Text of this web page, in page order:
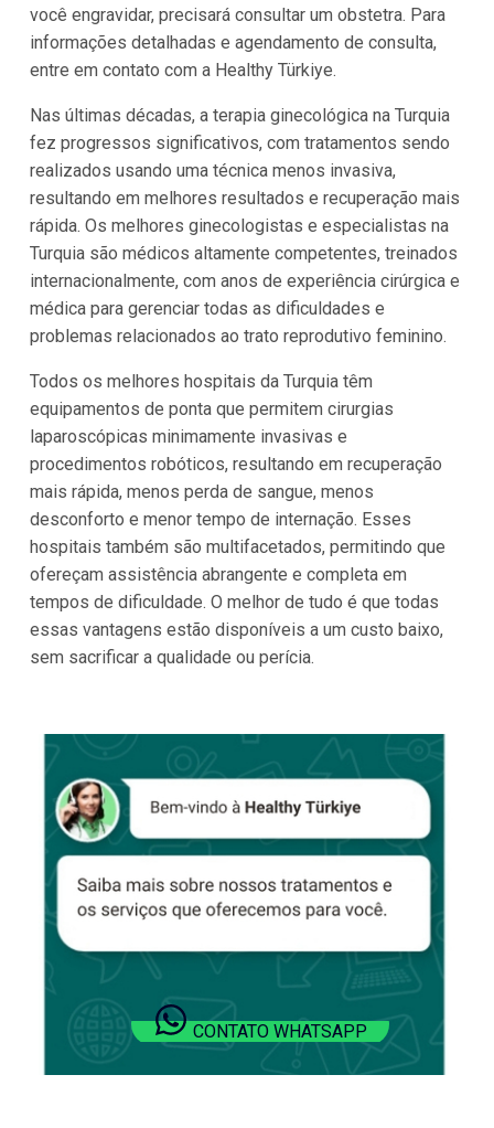
você engravidar, precisará consultar um obstetra. Para
informações detalhadas e agendamento de consulta,
entre em contato com a Healthy Türkiye.
Nas últimas décadas, a terapia ginecológica na Turquia
fez progressos significativos, com tratamentos sendo
realizados usando uma técnica menos invasiva,
resultando em melhores resultados e recuperação mais
rápida. Os melhores ginecologistas e especialistas na
Turquia são médicos altamente competentes, treinados
internacionalmente, com anos de experiência cirúrgica e
médica para gerenciar todas as dificuldades e
problemas relacionados ao trato reprodutivo feminino.
Todos os melhores hospitais da Turquia têm
equipamentos de ponta que permitem cirurgias
laparoscópicas minimamente invasivas e
procedimentos robóticos, resultando em recuperação
mais rápida, menos perda de sangue, menos
desconforto e menor tempo de internação. Esses
hospitais também são multifacetados, permitindo que
ofereçam assistência abrangente e completa em
tempos de dificuldade. O melhor de tudo é que todas
essas vantagens estão disponíveis a um custo baixo,
sem sacrificar a qualidade ou perícia.
CONTATO WHATSAPP